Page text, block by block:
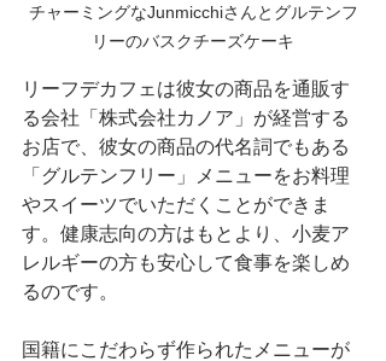
チャーミングなJunmicchiさんとグルテンフ
リーのバスクチーズケーキ
リーフデカフェは彼女の商品を通販す
る会社「株式会社カノア」が経営する
お店で、彼女の商品の代名詞でもある
「グルテンフリー」メニューをお料理
やスイーツでいただくことができま
す。健康志向の方はもとより、小麦ア
レルギーの方も安心して食事を楽しめ
るのです。
国籍にこだわらず作られたメニューが